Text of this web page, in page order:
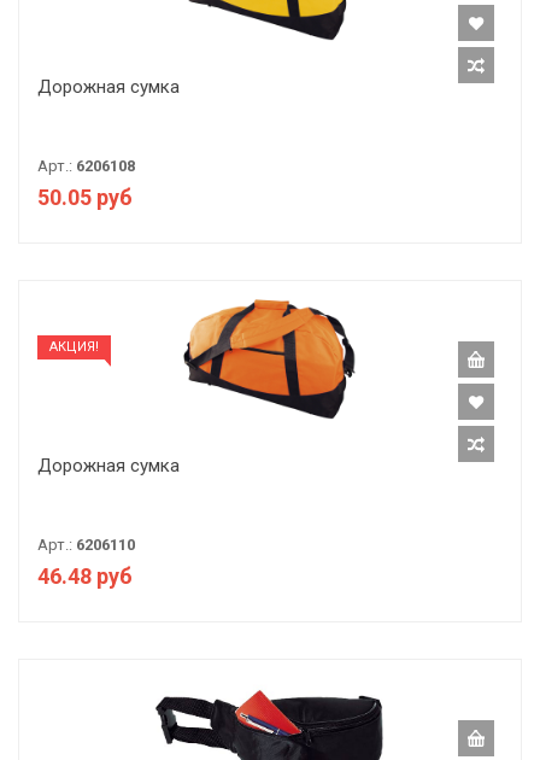
Дорожная сумка
Арт.: 6206108
50.05 руб
АКЦИЯ!
Дорожная сумка
Арт.: 6206110
46.48 руб